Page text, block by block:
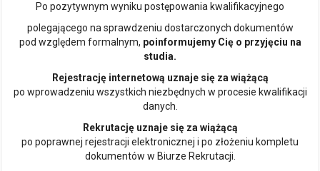
Po pozytywnym wyniku postępowania kwalifikacyjnego
polegającego na sprawdzeniu dostarczonych dokumentów
pod względem formalnym, poinformujemy Cię o przyjęciu na
studia.
Rejestrację internetową uznaje się za wiążącą
po wprowadzeniu wszystkich niezbędnych w procesie kwalifikacji
danych.
Rekrutację uznaje się za wiążącą
po poprawnej rejestracji elektronicznej i po złożeniu kompletu
dokumentów w Biurze Rekrutacji.